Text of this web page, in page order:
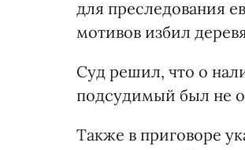
для преследования
мотивов избил
Суд решил, что о
подсудимый был не
Также в приговоре